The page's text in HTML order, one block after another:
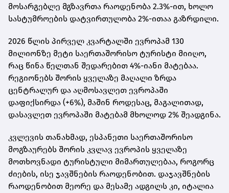
მოსარგებლე მგზავრთა რაოდენობა 2.3%-ით, ხოლო
სასტუმროების დატვირთულობა 2%-ითაა გაზრდილი.
2026 წლის პირველ კვარტალში ევროპამ 130
მილიონზე მეტი საერთაშორისო ტურისტი მიიღო,
რაც წინა წელთან შედარებით 4%-იანი მატებაა.
რეგიონებს შორის ყველაზე მაღალი ზრდა
ცენტრალურ და აღმოსავლეთ ევროპაში
დაფიქსირდა (+6%), მაშინ როდესაც, მაგალითად,
დასავლეთ ევროპაში მატებამ მხოლოდ 2% შეადგინა.
კვლევის თანახმად, ესპანეთი საერთაშორისო
მოგზაურებს შორის კვლავ ევროპის ყველაზე
მოთხოვნადი ტურისტული მიმართულებაა, როგორც
ძიების, ისე ჯავშნების რაოდენობით. დაჯავშნების
რაოდენობით მეორე და მესამე ადგილს კი, იტალია